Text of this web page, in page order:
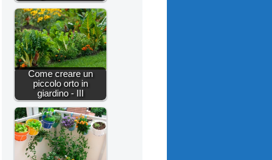
Come creare un
piccolo orto in
giardino - III